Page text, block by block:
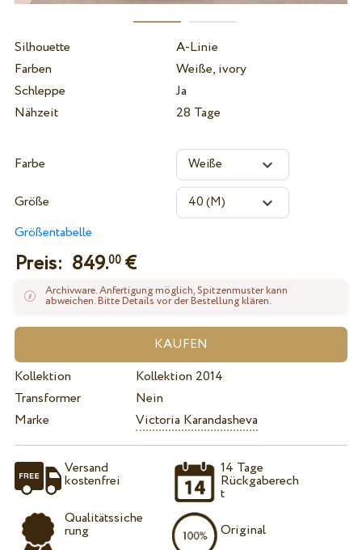
Silhouette
A-Linie
Farben
Weiße, ivory
Schleppe
Ja
Nähzeit
28 Tage
Farbe
Größe
Größentabelle
Preis: 849.00€
Archivware. Anfertigung möglich, Spitzenmuster kann
abweichen. Bitte Details vor der Bestellung klären.
Kollektion
Kollektion 2014
Transformer
Nein
Marke
Victoria Karandasheva
Versand
kostenfrei
Qualitätssiche
rung
14 Tage
Rückgaberech
t
Original